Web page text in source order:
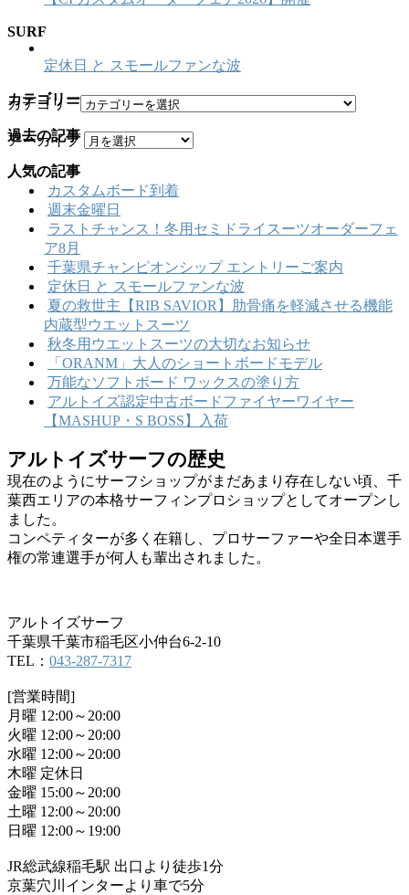
SURF
定休日 と スモールファンな波
カテゴリー
カテゴリー
過去の記事
アーカイブ
人気の記事
カスタムボード到着
週末金曜日
ラストチャンス！冬用セミドライスーツオーダーフェ
ア8月
千葉県チャンピオンシップ エントリーご案内
定休日 と スモールファンな波
夏の救世主【RIB SAVIOR】肋骨痛を軽減させる機能
内蔵型ウエットスーツ
秋冬用ウエットスーツの大切なお知らせ
「ORANM」大人のショートボードモデル
万能なソフトボード ワックスの塗り方
アルトイズ認定中古ボードファイヤーワイヤー
【MASHUP・S BOSS】入荷
アルトイズサーフの歴史
現在のようにサーフショップがまだあまり存在しない頃、千
葉西エリアの本格サーフィンプロショップとしてオープンし
ました。
コンペティターが多く在籍し、プロサーファーや全日本選手
権の常連選手が何人も輩出されました。
アルトイズサーフ
千葉県千葉市稲毛区小仲台6-2-10
TEL： 043-287-7317
[営業時間]
月曜 12:00～20:00
火曜 12:00～20:00
水曜 12:00～20:00
木曜 定休日
金曜 15:00～20:00
土曜 12:00～20:00
日曜 12:00～19:00
JR総武線稲毛駅 出口より徒歩1分
京葉穴川インターより車で5分